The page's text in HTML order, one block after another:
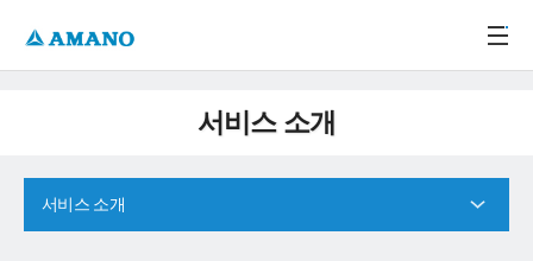
서비스 소개
서비스 소개